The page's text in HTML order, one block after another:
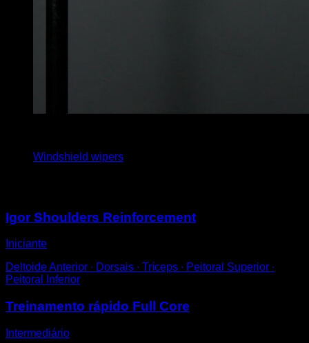
Windshield wipers
Igor Shoulders Reinforcement
Iniciante
Deltoide Anterior ∙ Dorsais ∙ Tríceps ∙ Peitoral Superior ∙
Peitoral Inferior
Treinamento rápido Full Core
Intermediário